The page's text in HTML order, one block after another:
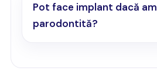
Pot face implant dacă am
parodontită?